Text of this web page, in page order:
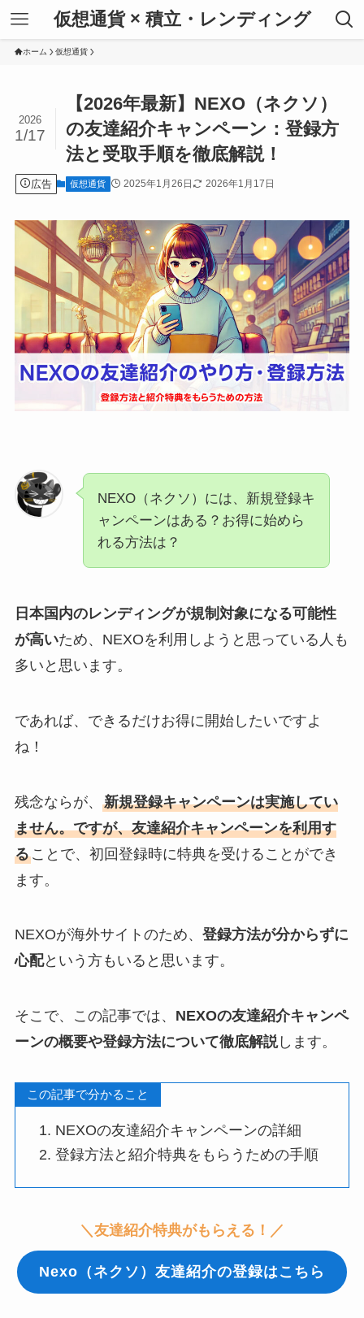
仮想通貨 × 積立・レンディング
ホーム 仮想通貨
【2026年最新】NEXO（ネクソ）
の友達紹介キャンペーン：登録方
法と受取手順を徹底解説！
2026
1/17
広告 仮想通貨 2025年1月26日 2026年1月17日
NEXO（ネクソ）には、新規登録キ
ャンペーンはある？お得に始めら
れる方法は？
日本国内のレンディングが規制対象になる可能性
が高いため、NEXOを利用しようと思っている人も
多いと思います。
であれば、できるだけお得に開始したいですよ
ね！
残念ならが、 新規登録キャンペーンは実施してい
ません。ですが、友達紹介キャンペーンを利用す
ることで、初回登録時に特典を受けることができ
ます。
NEXOが海外サイトのため、 登録方法が分からずに
心配という方もいると思います。
そこで、この記事では、 NEXOの友達紹介キャンペ
ーンの概要や登録方法について徹底解説します。
この記事で分かること
NEXOの友達紹介キャンペーンの詳細
登録方法と紹介特典をもらうための手順
＼友達紹介特典がもらえる！／
Nexo（ネクソ）友達紹介の登録はこちら